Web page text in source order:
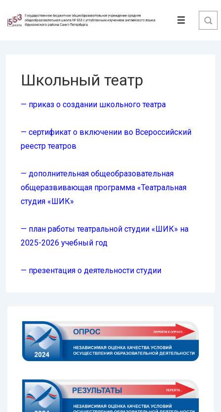
Перейти
Меню
Школьный театр
— приказ о создании школьного театра
— сертификат о включении во Всероссийский
реестр театров
— дополнительная общеобразовательная
общеразвивающая программа «Театральная
студия «ШИК»
— план работы театральной студии «ШИК» на
2025-2026 учебный год
— презентация о деятельности студии